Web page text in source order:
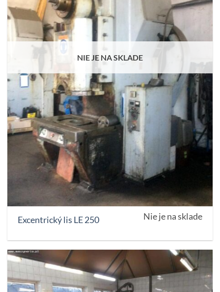
NIE JE NA SKLADE
Excentrický lis LE 250 Nie je na sklade